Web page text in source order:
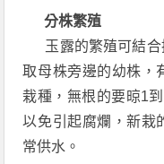
分株繁殖
玉露的繁殖可結合
取母株旁邊的幼株，
栽種，無根的要晾1
以免引起腐爛，新栽
常供水。